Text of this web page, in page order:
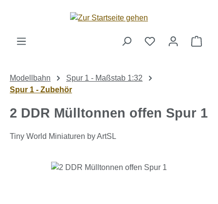
Zum Hauptinhalt springen
Modellbahn
Spur 1 - Maßstab 1:32
Spur 1 - Zubehör
2 DDR Mülltonnen offen Spur 1
Tiny World Miniaturen by ArtSL
Bildergalerie überspringen